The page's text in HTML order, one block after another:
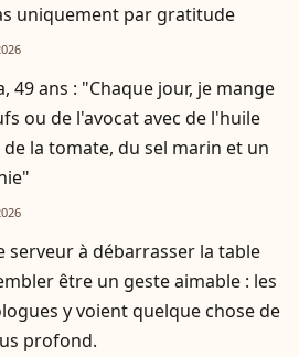
uniquement par gratitude
49 ans : "Chaque jour, je mange
ou de l'avocat avec de l'huile
de la tomate, du sel marin et un
serveur à débarrasser la table
être un geste aimable : les
y voient quelque chose de
profond.